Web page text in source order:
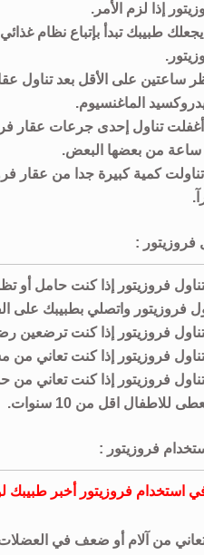
إذا لزم الأمر.
طبيبك تبدأ بإتباع نظام
ساعتين على الأقل بعد تناول
الماغنسيوم.
أغفلت تناول إحدى جرعات عقار
تناولت كمية كبيرة جدا من
فروزيتور :
فروزيتور إذا كنت حامل
فروزيتور واتصلي بطبيبك على
فروزيتور إذا كنت ترضعين
فروزيتور إذا كنت تعاني من
فروزيتور إذا كنت تعاني
للاطفال اقل من 10 سنوات.
فروزيتور :
استخدام فروزيتور أخبر طبيبك
من آلام أو ضعف في